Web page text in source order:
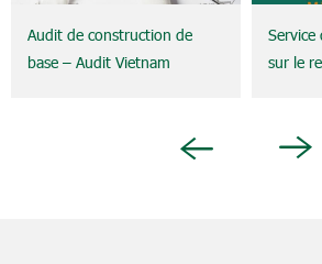
Previous
Audit de construction de
base – Audit Vietnam
sur le
Next